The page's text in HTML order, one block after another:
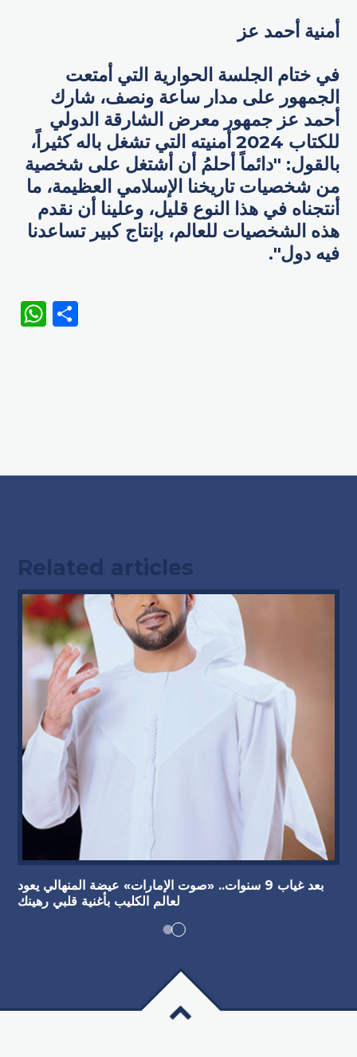
أمنية أحمد عز
في ختام الجلسة الحوارية التي أمتعت
الجمهور على مدار ساعة ونصف، شارك
أحمد عز جمهور معرض الشارقة الدولي
للكتاب 2024 أمنيته التي تشغل باله كثيراً،
بالقول: "دائماً أحلمُ أن أشتغل على شخصية
من شخصيات تاريخنا الإسلامي العظيمة، ما
أنتجناه في هذا النوع قليل، وعلينا أن نقدم
هذه الشخصيات للعالم، بإنتاج كبير تساعدنا
فيه دول".
WhatsApp
Related articles
بعد غياب 9 سنوات.. «صوت الإمارات» عيضة المنهالي يعود
لعالم الكليب بأغنية قلبي رهينك